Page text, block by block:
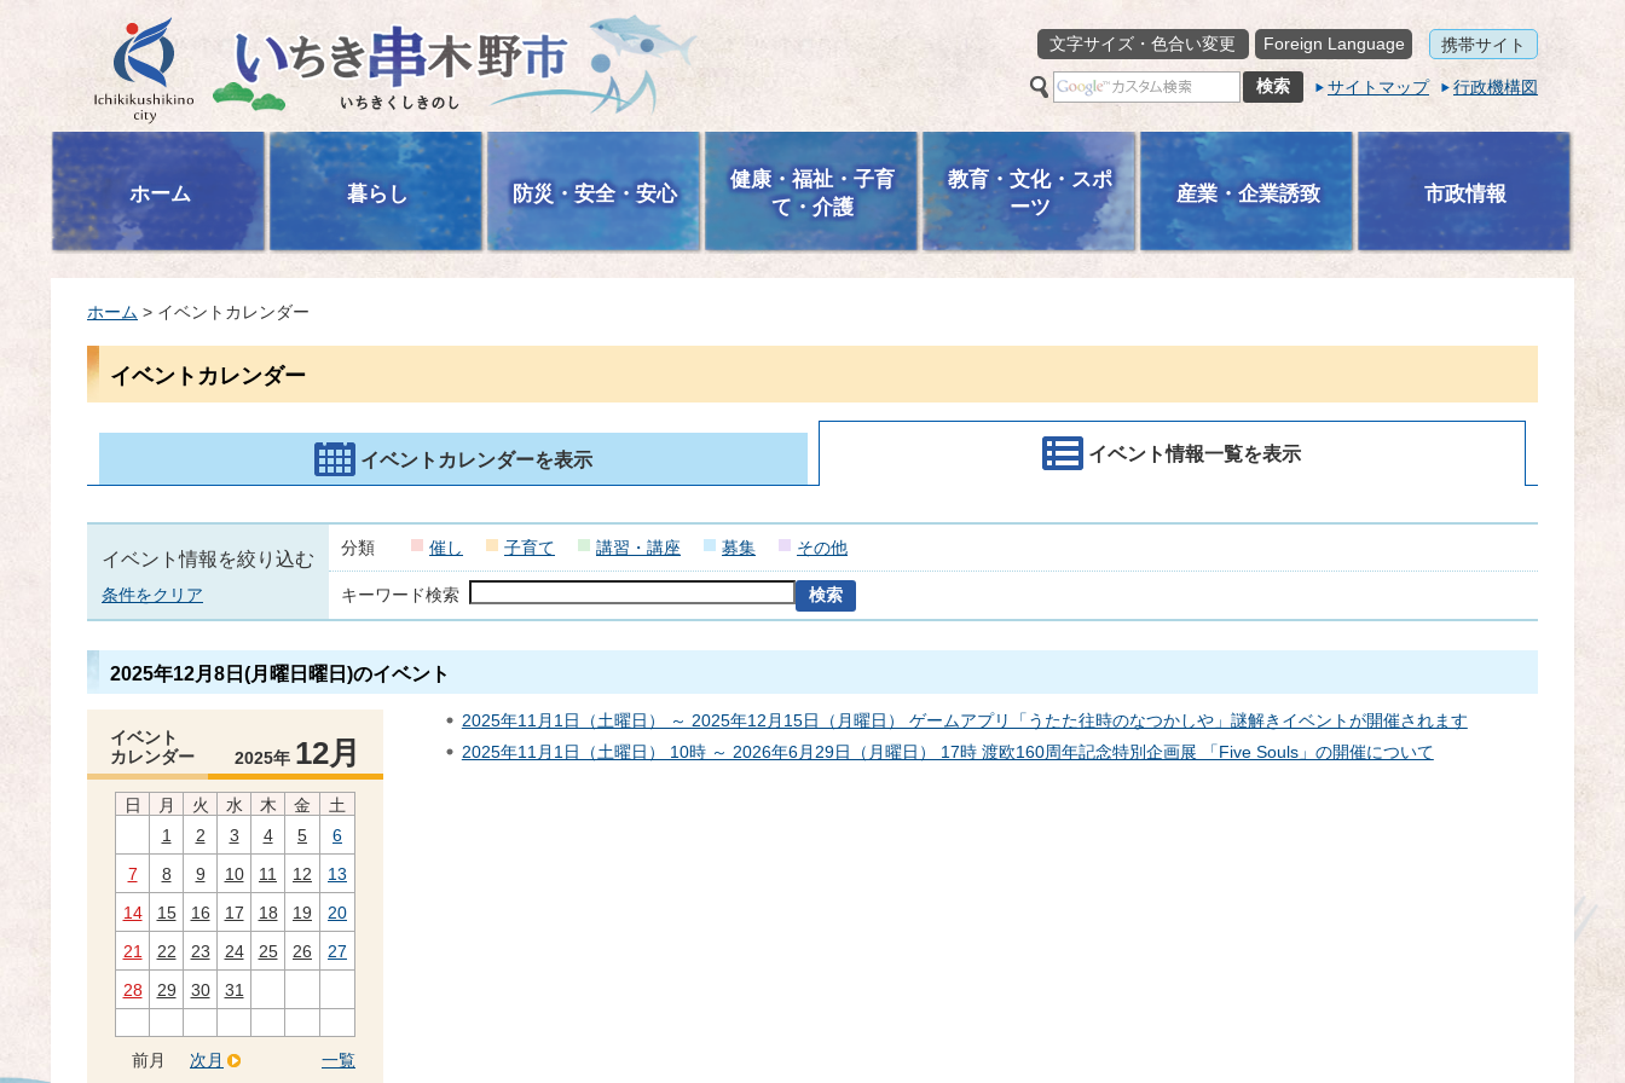
いちき串木野市
文字サイズ・色合い変更
Foreign Language 携帯サイト
サイトマップ 行政機構図
ホーム 暮らし 防災・安全・安心
健康・福祉・子育
て・介護
教育・文化・スポ
ーツ
産業・企業誘致 市政情報
ホーム > イベントカレンダー
イベントカレンダー
イベントカレンダーを表示 イベント情報一覧を表示
イベント情報を絞り込む
条件をクリア
分類 催し 子育て 講習・講座 募集 その他
キーワード検索
2025年12月8日(月曜日曜日)のイベント
イベント
カレンダー
2025年 12月
日 月 火 水 木 金
土
1
2 3 4 5
6
7
8 9 10 11 12
13
14
15 16 17 18 19
20
21
22 23 24 25 26
27
28
29 30 31
前月 一覧
次月
2025年11月1日（土曜日） ～ 2025年12月15日（月曜日） ゲームアプリ「うたた往時のなつかしや」謎解きイベントが開催されます
2025年11月1日（土曜日） 10時 ～ 2026年6月29日（月曜日） 17時 渡欧160周年記念特別企画展 「Five Souls」の開催について